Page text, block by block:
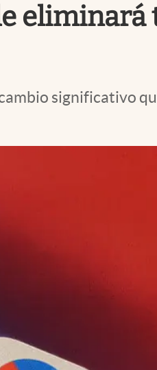
eliminará
significativo